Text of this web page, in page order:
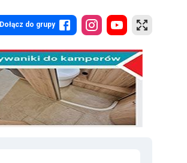
Dołącz do grupy